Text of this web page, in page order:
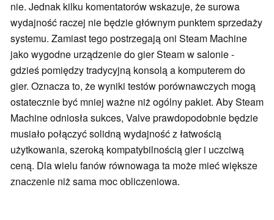
nie. Jednak kilku komentatorów wskazuje, że surowa
wydajność raczej nie będzie głównym punktem sprzedaży
systemu. Zamiast tego postrzegają oni Steam Machine
jako wygodne urządzenie do gier Steam w salonie -
gdzieś pomiędzy tradycyjną konsolą a komputerem do
gier. Oznacza to, że wyniki testów porównawczych mogą
ostatecznie być mniej ważne niż ogólny pakiet. Aby Steam
Machine odniosła sukces, Valve prawdopodobnie będzie
musiało połączyć solidną wydajność z łatwością
użytkowania, szeroką kompatybilnością gier i uczciwą
ceną. Dla wielu fanów równowaga ta może mieć większe
znaczenie niż sama moc obliczeniowa.